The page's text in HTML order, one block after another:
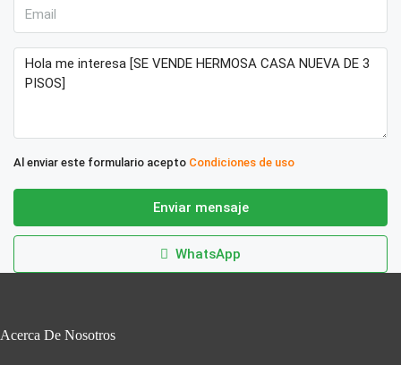
Al enviar este formulario acepto Condiciones de uso
Enviar mensaje
WhatsApp
Acerca De Nosotros